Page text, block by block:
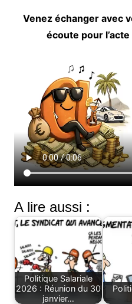
Venez échanger avec
écoute pour l’acte
A lire aussi :
Politique Salariale
2026 : Réunion du 30
janvier…